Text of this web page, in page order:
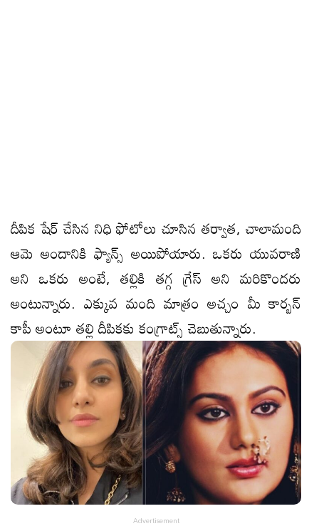
దీపిక షేర్ చేసిన నిధి ఫోటోలు చూసిన తర్వాత, చాలామంది
ఆమె అందానికి ఫ్యాన్స్ అయిపోయారు. ఒక‌రు యువరాణి
అని ఒకరు అంటే, త‌ల్లికి త‌గ్గ గ్రేస్ అని మ‌రికొంద‌రు
అంటున్నారు. ఎక్కువ మంది మాత్రం అచ్చం మీ కార్బ‌న్
కాపీ అంటూ త‌ల్లి దీపిక‌కు కంగ్రాట్స్ చెబుతున్నారు.